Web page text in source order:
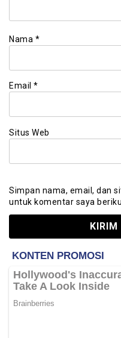
Nama *
Email *
Situs Web
Simpan nama, email, dan
untuk komentar saya